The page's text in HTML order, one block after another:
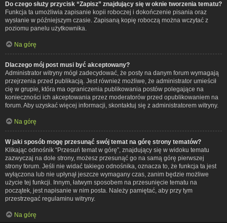
Do czego służy przycisk “Zapisz” znajdujący się w oknie tworzenia tematu?
Funkcja ta umożliwia zapisanie kopii roboczej i dokończenie pisania oraz
wysłanie w późniejszym czasie. Zapisaną kopię roboczą można wczytać z
poziomu panelu użytkownika.
Na górę
Dlaczego mój post musi być akceptowany?
Administrator witryny mógł zadecydować, że posty na danym forum wymagają
przejrzenia przed publikacją. Jest również możliwe, że administrator umieścił
cię w grupie, która ma ograniczenia publikowania postów polegające na
konieczności ich akceptowania przez moderatorów przed opublikowaniem na
forum. Aby uzyskać więcej informacji, skontaktuj się z administratorem witryny.
Na górę
W jaki sposób mogę przesunąć swój temat na górę strony tematów?
Klikając odnośnik “Przesuń temat w górę”, znajdujący się w widoku tematu
zazwyczaj na dole strony, możesz przesunąć go na samą górę pierwszej
strony forum. Jeśli nie widać takiego odnośnika, oznacza to, że funkcja ta jest
wyłączona lub nie upłynął jeszcze wymagany czas, zanim będzie możliwe
użycie tej funkcji. Innym, łatwym sposobem na przesunięcie tematu na
początek, jest napisanie w nim posta. Należy pamiętać, aby przy tym
przestrzegać regulaminu witryny.
Na górę